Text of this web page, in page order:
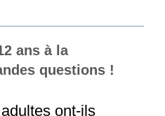
ans à la
questions !
ont-ils